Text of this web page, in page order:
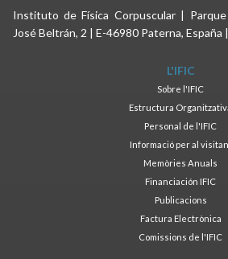
Instituto de Física Corpuscular |
José Beltrán, 2 | E-46980 Paterna, España
L'IFIC
Sobre l'IFIC
Estructura
Personal de l'IFIC
Informació per al
Memòries Anuals
Financiación IFIC
Publicacions
Factura Electrònica
Comissions de l'IFIC